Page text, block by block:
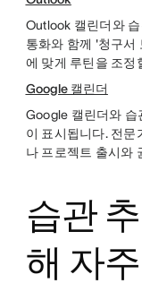
Outlook 캘린더와
통화와 함께 '청구서
에 맞게 루틴을 조정
Google 캘린더
Google 캘린더와 습
이 표시됩니다. 전문
나 프로젝트 출시와
습관
해 자